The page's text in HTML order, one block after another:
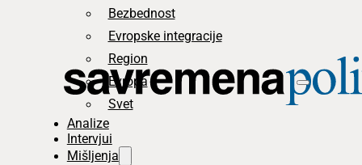
Bezbednost
Evropske integracije
Region
Evropa
Svet
Analize
Intervjui
Mišljenja